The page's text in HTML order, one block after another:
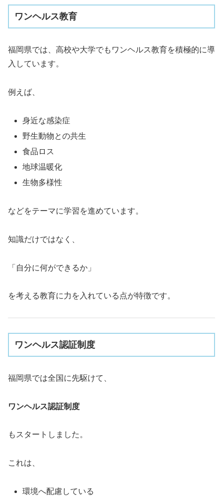
ワンヘルス教育
福岡県では、高校や大学でもワンヘルス教育を積極的に導
入しています。
例えば、
身近な感染症
野生動物との共生
食品ロス
地球温暖化
生物多様性
などをテーマに学習を進めています。
知識だけではなく、
「自分に何ができるか」
を考える教育に力を入れている点が特徴です。
ワンヘルス認証制度
福岡県では全国に先駆けて、
ワンヘルス認証制度
もスタートしました。
これは、
環境へ配慮している